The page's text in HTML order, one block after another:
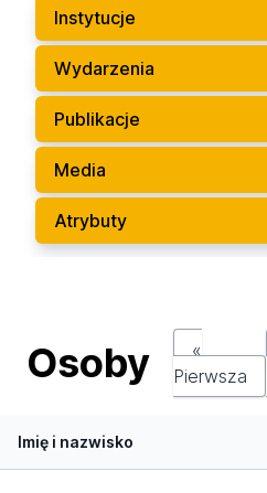
Instytucje
Wydarzenia
Publikacje
Media
Atrybuty
Osoby
«
Pierwsza
Imię i nazwisko